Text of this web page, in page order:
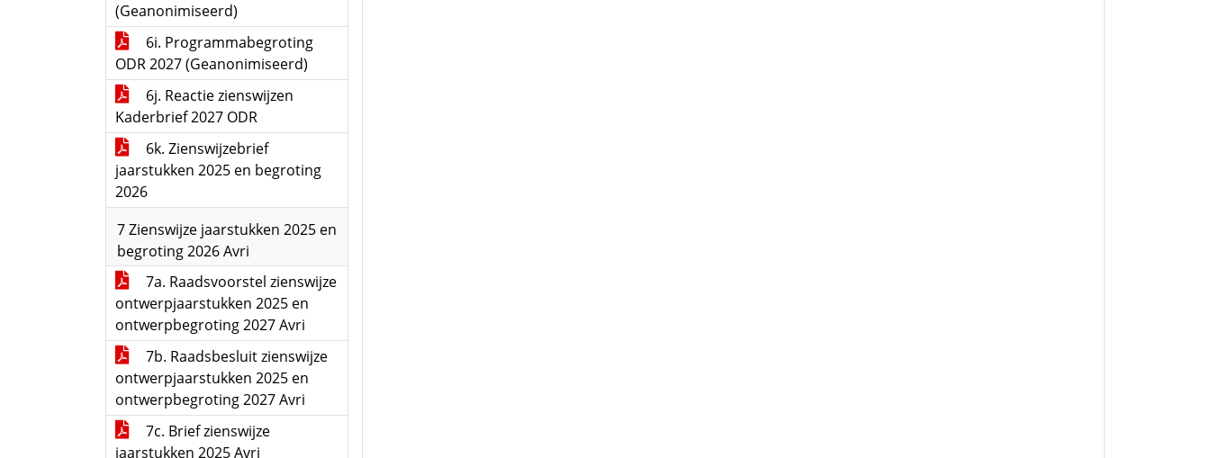
(Geanonimiseerd)
6i. Programmabegroting
ODR 2027 (Geanonimiseerd)
6j. Reactie zienswijzen
Kaderbrief 2027 ODR
6k. Zienswijzebrief
jaarstukken 2025 en begroting
2026
7 Zienswijze jaarstukken 2025 en
begroting 2026 Avri
7a. Raadsvoorstel zienswijze
ontwerpjaarstukken 2025 en
ontwerpbegroting 2027 Avri
7b. Raadsbesluit zienswijze
ontwerpjaarstukken 2025 en
ontwerpbegroting 2027 Avri
7c. Brief zienswijze
jaarstukken 2025 Avri